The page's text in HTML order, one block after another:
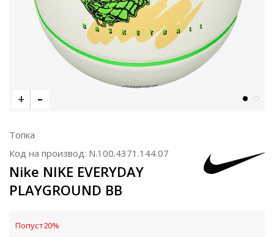
Топка
Код на производ: N.100.4371.144.07
Nike NIKE EVERYDAY
PLAYGROUND BB
Попуст20%